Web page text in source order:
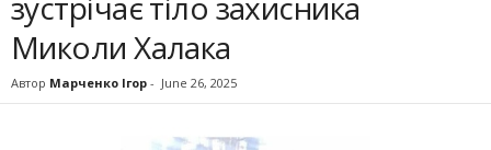
Миколи Халака
Автор Марченко Ігор - June 26, 2025